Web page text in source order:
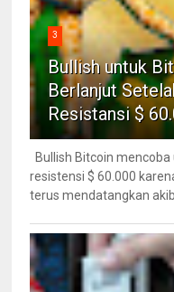
3
Bullish untuk
Berlanjut
Resistansi $
Bullish Bitcoin
resistensi $ 60.000
terus mendatangkan